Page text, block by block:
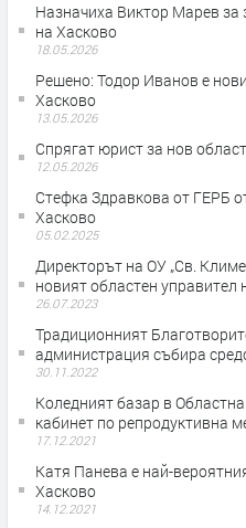
Назначиха Виктор Марев за
на Хасково
18.05.2026
Решено: Тодор Иванов е
Хасково
13.05.2026
Спрягат юрист за нов
12.05.2026
Стефка Здравкова от ГЕРБ
Хасково
05.02.2025
Директорът на ОУ „Св.
новият областен управител
26.07.2023
Традиционният
администрация събира
30.11.2022
Коледният базар в
кабинет по репродуктивна
17.12.2021
Катя Панева е най-
Хасково
14.12.2021